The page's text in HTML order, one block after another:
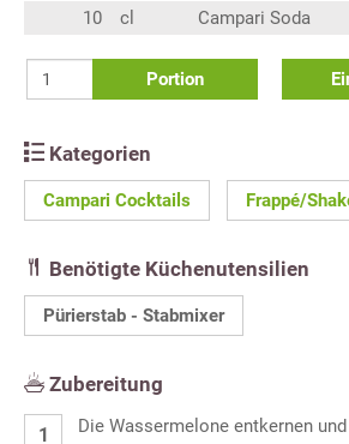
10
cl Campari Soda
Portion
Kategorien
Campari Cocktails Frappé/
Benötigte Küchenutensilien
Pürierstab - Stabmixer
Zubereitung
Die Wassermelone entkernen